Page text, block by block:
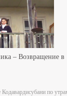
– Возвращение в
по